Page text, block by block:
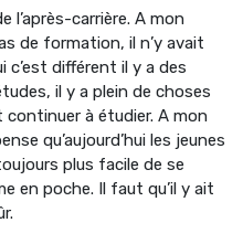
l’après-carrière. A mon
de formation, il n’y avait
c’est différent il y a des
il y a plein de choses
à étudier. A mon
qu’aujourd’hui les jeunes
plus facile de se
en poche. Il faut qu’il y ait